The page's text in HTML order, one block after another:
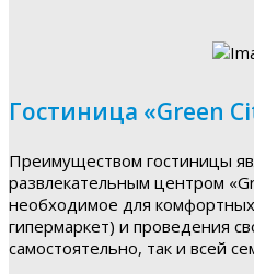
Гостиница «Green
Преимуществом гостиницы
развлекательным центром
необходимое для комфортных
гипермаркет) и проведения
самостоятельно, так и всей